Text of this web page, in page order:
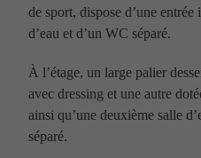
de sport, dispose d’une entrée
d’eau et d’un WC séparé.
À l’étage, un large palier
avec dressing et une autre
ainsi qu’une deuxième salle
séparé.